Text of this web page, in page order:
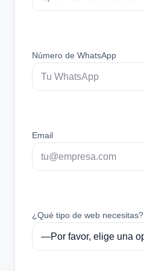
Número de WhatsApp
Email
¿Qué tipo de web necesitas?